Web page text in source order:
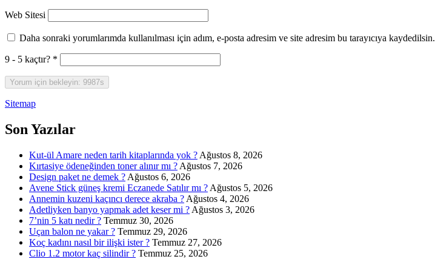
Web Sitesi
Daha sonraki yorumlarımda kullanılması için adım, e-posta adresim ve site adresim bu tarayıcıya kaydedilsin.
9 - 5 kaçtır? *
Sitemap
Sidebar
Son Yazılar
Kut-ül Amare neden tarih kitaplarında yok ? Ağustos 8, 2026
Kırtasiye ödeneğinden toner alınır mı ? Ağustos 7, 2026
Design paket ne demek ? Ağustos 6, 2026
Avene Stick güneş kremi Eczanede Satılır mı ? Ağustos 5, 2026
Annemin kuzeni kaçıncı derece akraba ? Ağustos 4, 2026
Adetliyken banyo yapmak adet keser mi ? Ağustos 3, 2026
7’nin 5 katı nedir ? Temmuz 30, 2026
Uçan balon ne yakar ? Temmuz 29, 2026
Koç kadını nasıl bir ilişki ister ? Temmuz 27, 2026
Clio 1.2 motor kaç silindir ? Temmuz 25, 2026